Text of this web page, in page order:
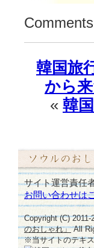
韓国旅
から
« 韓
サイト運営責任
お問い合わせは
Copyright (C) 2011-
のおしゃれ」All
※当サイトのテキ